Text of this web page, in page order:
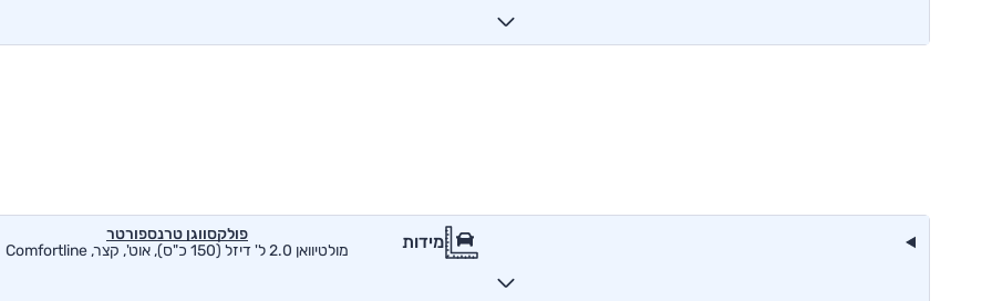
מידות
פולקסווגן טרנספורטר
מולטיוואן 2.0 ל' דיזל (150 כ"ס), אוט', קצר, Comfortline